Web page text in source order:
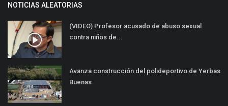
NOTICIAS ALEATORIAS
(VIDEO) Profesor acusado de abuso sexual
contra niños de...
Avanza construcción del polideportivo de Yerbas
Buenas